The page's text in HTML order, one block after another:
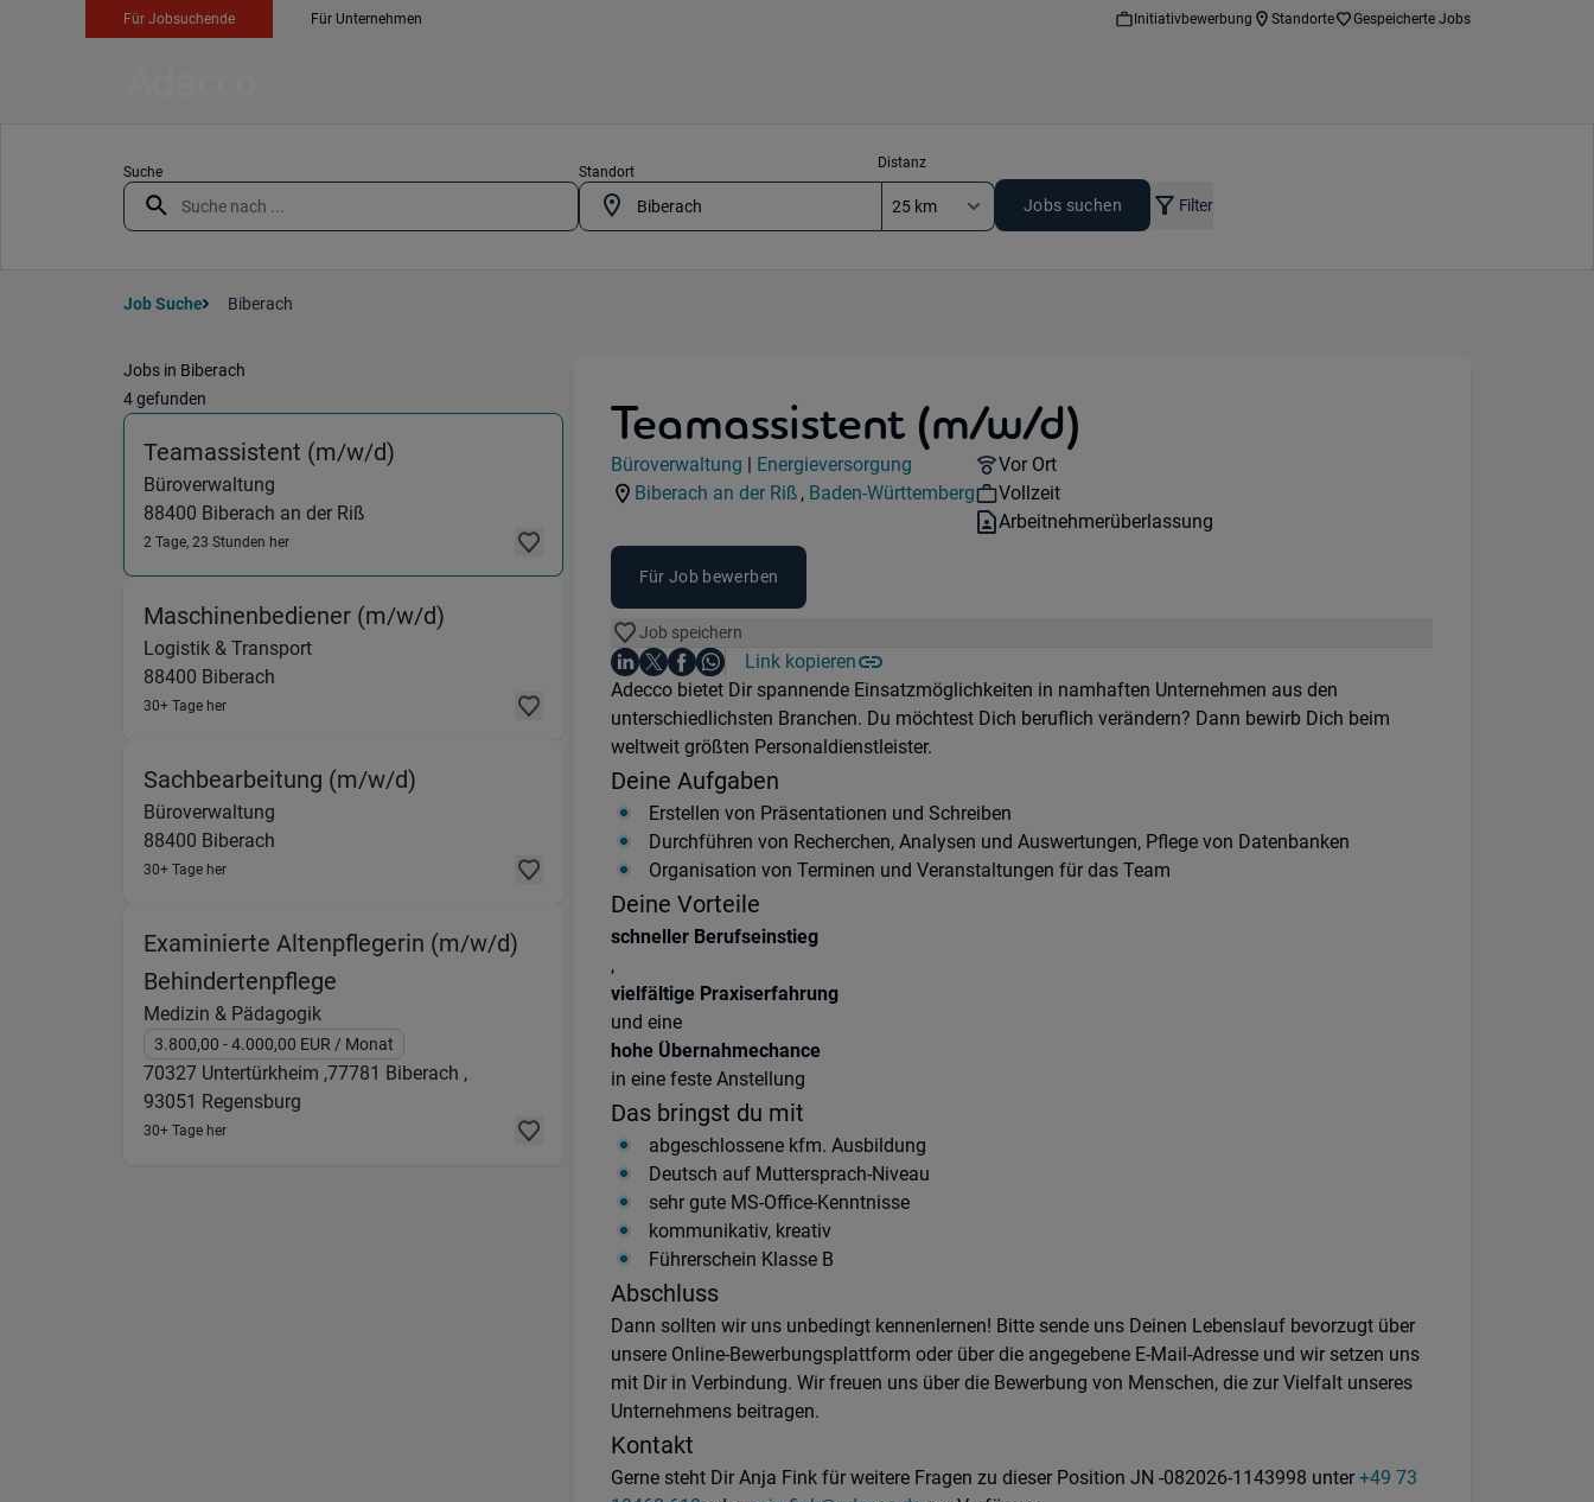
Für Jobsuchende Für Unternehmen Initiativbewerbung Standorte Gespeicherte Jobs
Suche Standort
Distanz
Jobs suchen Filter
Job Suche Biberach
Jobs in Biberach
4 gefunden
Teamassistent (m/w/d) (Büroverwaltung) in 88400 Biberach an der Riß
Büroverwaltung
88400 Biberach an der Riß
2 Tage, 23 Stunden her
Maschinenbediener (m/w/d) (Logistik & Transport) in 88400 Biberach
Logistik & Transport
88400 Biberach
30+ Tage her
Sachbearbeitung (m/w/d) (Büroverwaltung) in 88400 Biberach
Büroverwaltung
88400 Biberach
30+ Tage her
Examinierte Altenpflegerin (m/w/d)
Behindertenpflege (Medizin & Pädagogik) in 70327 Untertürkheim , 77781 Biberach , 93051 Regensburg
Medizin & Pädagogik
3.800,00 - 4.000,00 EUR / Monat
70327 Untertürkheim ,77781 Biberach ,
93051 Regensburg
30+ Tage her
Teamassistent (m/w/d)
Jobdetails
Kategorie:
Büroverwaltung |
Industry:
Energieversorgung
Standorte:
Biberach an der Riß ,
Region:
Baden-Württemberg
Remote Option:
Vor Ort
Workhours:
Vollzeit
Vertragsart:
Arbeitnehmerüberlassung
Für Job bewerben
Job speichern
Teile diesen Job
Auf LinkedIn teilen
Auf X teilen
Auf Facebook teilen
Auf WhatsApp teilen
Link kopieren
Einleitung
Adecco bietet Dir spannende Einsatzmöglichkeiten in namhaften Unternehmen aus den
unterschiedlichsten Branchen. Du möchtest Dich beruflich verändern? Dann bewirb Dich beim
weltweit größten Personaldienstleister.
Deine Aufgaben
Erstellen von Präsentationen und Schreiben
Durchführen von Recherchen, Analysen und Auswertungen, Pflege von Datenbanken
Organisation von Terminen und Veranstaltungen für das Team
Deine Vorteile
schneller Berufseinstieg
,
vielfältige Praxiserfahrung
und eine
hohe Übernahmechance
in eine feste Anstellung
Das bringst du mit
abgeschlossene kfm. Ausbildung
Deutsch auf Muttersprach-Niveau
sehr gute MS-Office-Kenntnisse
kommunikativ, kreativ
Führerschein Klasse B
Abschluss
Dann sollten wir uns unbedingt kennenlernen! Bitte sende uns Deinen Lebenslauf bevorzugt über
unsere Online-Bewerbungsplattform oder über die angegebene E-Mail-Adresse und wir setzen uns
mit Dir in Verbindung. Wir freuen uns über die Bewerbung von Menschen, die zur Vielfalt unseres
Unternehmens beitragen.
Kontakt
Gerne steht Dir Anja Fink für weitere Fragen zu dieser Position JN -082026-1143998 unter +49 73